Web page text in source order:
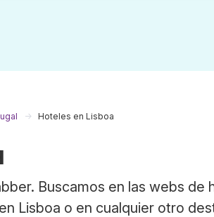
Hoteles en Lisboa
Buscamos en las webs de
Lisboa o en cualquier otro